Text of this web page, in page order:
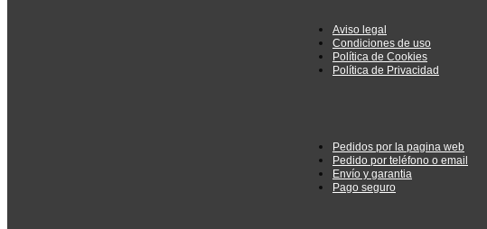
Aviso legal
Condiciones de uso
Política de Cookies
Política de Privacidad
Pedidos por la pagina web
Pedido por teléfono o email
Envío y garantia
Pago seguro